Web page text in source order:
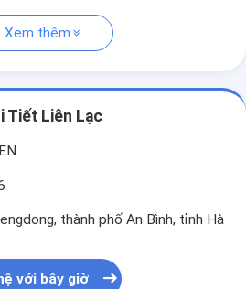
Xem thêm
Tiết Liên Lạc
thành phố An Bình, tỉnh Hà
với bây giờ